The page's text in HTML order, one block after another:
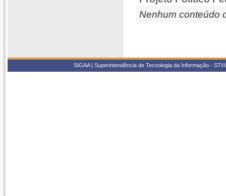
Nenhum conteúdo
SIGAA | Superintendência de Tecnologia da Informação -